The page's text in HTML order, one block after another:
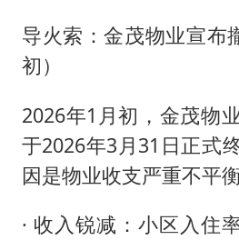
导火索：金茂物业宣布
初）
2026年1月初，金茂物
于2026年3月31日正式
因是物业收支严重不平
· 收入锐减：小区入住